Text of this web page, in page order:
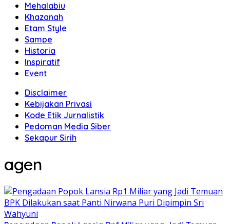
Mehalabiu
Khazanah
Etam Style
Sampe
Historia
Inspiratif
Event
Disclaimer
Kebijakan Privasi
Kode Etik Jurnalistik
Pedoman Media Siber
Sekapur Sirih
agen